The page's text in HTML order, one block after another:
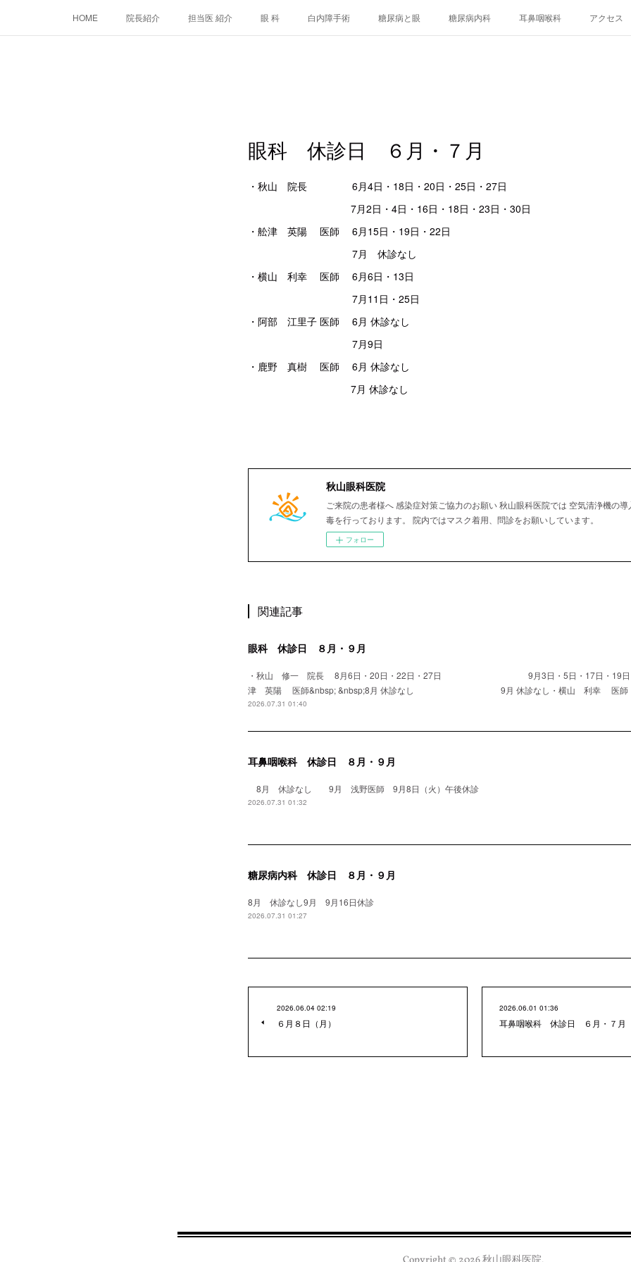
HOME 院長紹介 担当医 紹介 眼 科 白内障手術 糖尿病と眼 糖尿病内科 耳鼻咽喉科 アクセス
眼科 休診日 ６月・７月
・秋山 院長 6月4日・18日・20日・25日・27日
7月2日・4日・16日・18日・23日・30日
・舩津 英陽 医師 6月15日・19日・22日
7月 休診なし
・横山 利幸 医師 6月6日・13日
7月11日・25日
・阿部 江里子 医師 6月 休診なし
7月9日
・鹿野 真樹 医師 6月 休診なし
7月 休診なし
秋山眼科医院
ご来院の患者様へ 感染症対策ご協力のお願い 秋山眼科医院では 空気清浄機の
毒を行っております。 院内ではマスク着用、問診をお願いしています。
フォロー
関連記事
眼科 休診日 ８月・９月
・秋山 修一 院長 8月6日・20日・22日・27日 9月3日・5日・17日・19日・
津 英陽 医師&nbsp; &nbsp;8月 休診なし 9月 休診なし・横山 利幸 医師 8
2026.07.31 01:40
耳鼻咽喉科 休診日 ８月・９月
8月 休診なし 9月 浅野医師 9月8日（火）午後休診
2026.07.31 01:32
糖尿病内科 休診日 ８月・９月
8月 休診なし9月 9月16日休診
2026.07.31 01:27
2026.06.04 02:19
６月８日（月）
2026.06.01 01:36
耳鼻咽喉科 休診日 ６月・７月